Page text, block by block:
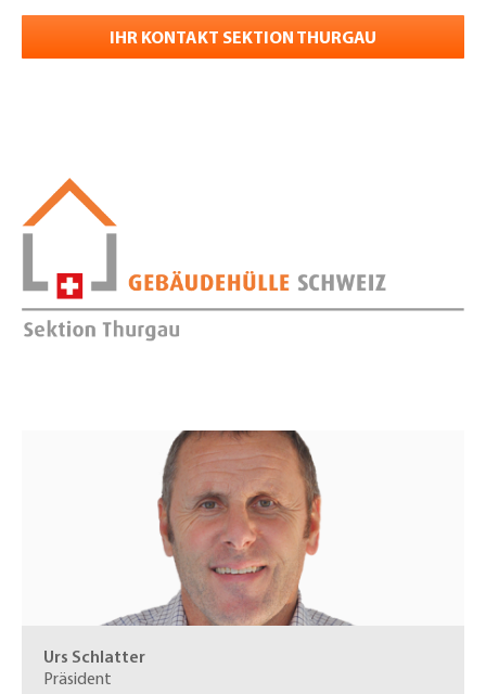
IHR KONTAKT SEKTION THURGAU
Urs Schlatter
Präsident